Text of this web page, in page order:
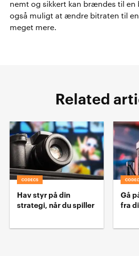
nemt og sikkert kan brændes til en
også muligt at ændre bitraten til
meget mere.
Related
CODECS
Hav styr på din
strategi, når du spiller
Gå
fra